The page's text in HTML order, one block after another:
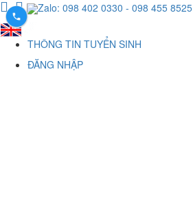
Zalo: 098 402 0330 - 098 455 8525
THÔNG TIN TUYỂN SINH
ĐĂNG NHẬP